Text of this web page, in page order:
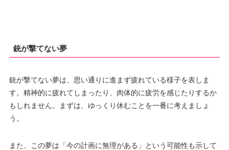
銃が撃てない夢
銃が撃てない夢は、思い通りに進まず疲れている様子を表しま
す。精神的に疲れてしまったり、肉体的に疲労を感じたりするか
もしれません。まずは、ゆっくり休むことを一番に考えましょ
う。
また、この夢は「今の計画に無理がある」という可能性も示して